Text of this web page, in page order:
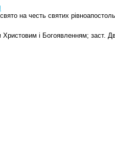
на честь святих
Христовим і Богоявленням; заст.